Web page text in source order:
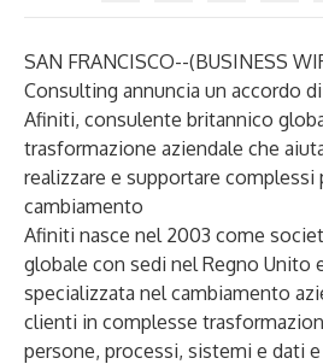
SAN FRANCISCO--(BUSINESS
Consulting annuncia un accordo
Afiniti, consulente britannico
trasformazione aziendale che
realizzare e supportare complessi
cambiamento
Afiniti nasce nel 2003 come
globale con sedi nel Regno Unito
specializzata nel cambiamento
clienti in complesse
persone, processi, sistemi e dati